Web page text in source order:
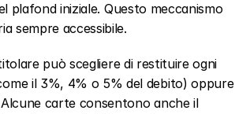
plafond iniziale. Questo meccanismo
sempre accessibile.
può scegliere di restituire ogni
il 3%, 4% o 5% del debito) oppure
carte consentono anche il